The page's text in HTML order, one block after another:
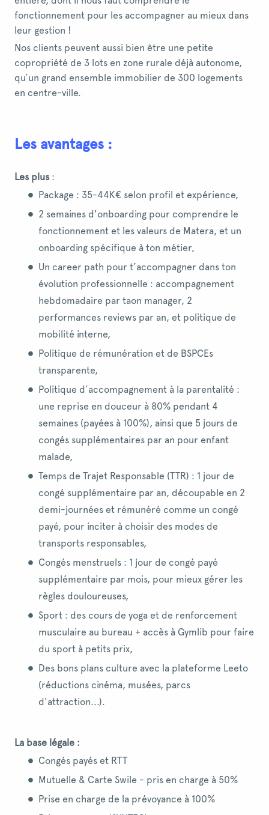
fonctionnement pour les accompagner au mieux dans
leur gestion !
Nos clients peuvent aussi bien être une petite
copropriété de 3 lots en zone rurale déjà autonome,
qu’un grand ensemble immobilier de 300 logements
en centre-ville.
Les avantages :
Les plus :
Package : 35-44K€ selon profil et expérience,
2 semaines d'onboarding pour comprendre le
fonctionnement et les valeurs de Matera, et un
onboarding spécifique à ton métier,
Un career path pour t’accompagner dans ton
évolution professionnelle : accompagnement
hebdomadaire par taon manager, 2
performances reviews par an, et politique de
mobilité interne,
Politique de rémunération et de BSPCEs
transparente,
Politique d’accompagnement à la parentalité :
une reprise en douceur à 80% pendant 4
semaines (payées à 100%), ainsi que 5 jours de
congés supplémentaires par an pour enfant
malade,
Temps de Trajet Responsable (TTR) : 1 jour de
congé supplémentaire par an, découpable en 2
demi-journées et rémunéré comme un congé
payé, pour inciter à choisir des modes de
transports responsables,
Congés menstruels : 1 jour de congé payé
supplémentaire par mois, pour mieux gérer les
règles douloureuses,
Sport : des cours de yoga et de renforcement
musculaire au bureau + accès à Gymlib pour faire
du sport à petits prix,
Des bons plans culture avec la plateforme Leeto
(réductions cinéma, musées, parcs
d'attraction...).
La base légale :
Congés payés et RTT
Mutuelle & Carte Swile - pris en charge à 50%
Prise en charge de la prévoyance à 100%